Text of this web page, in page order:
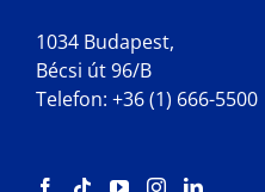
1034 Budapest,
Bécsi út 96/B
Telefon: +36 (1) 666-5500